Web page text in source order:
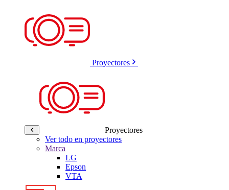
Proyectores
Proyectores
Ver todo en proyectores
Marca
LG
Epson
VTA